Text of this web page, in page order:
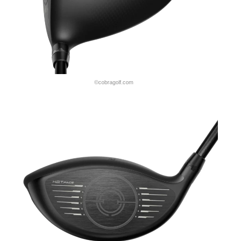
©cobragolf.com